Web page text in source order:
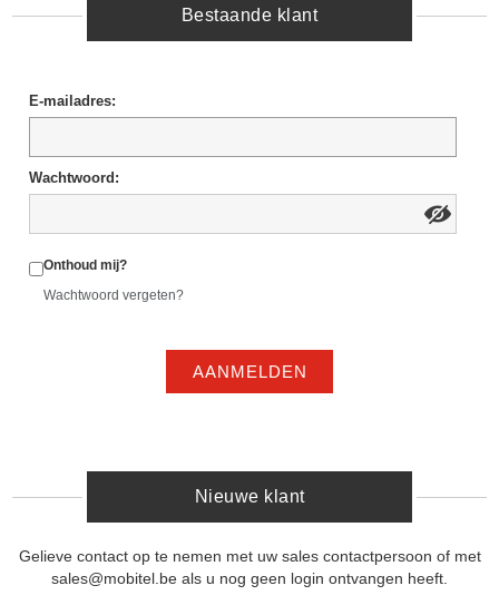
Bestaande klant
E-mailadres:
Wachtwoord:
Onthoud mij?
Wachtwoord vergeten?
AANMELDEN
Nieuwe klant
Gelieve contact op te nemen met uw sales contactpersoon of met
sales@mobitel.be als u nog geen login ontvangen heeft.